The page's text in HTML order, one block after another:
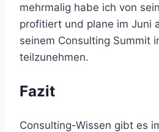
mehrmalig habe ich von
profitiert und plane im Juni
seinem Consulting Summit
teilzunehmen.
Fazit
Consulting-Wissen gibt es